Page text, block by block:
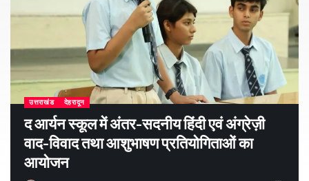
उत्तराखंड देहरादून
द आर्यन स्कूल में अंतर-सदनीय हिंदी एवं अंग्रेज़ी
वाद-विवाद तथा आशुभाषण प्रतियोगिताओं का
आयोजन